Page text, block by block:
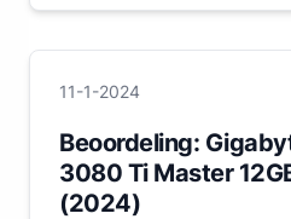
11-1-2024
Beoordeling:
3080 Ti Master
(2024)